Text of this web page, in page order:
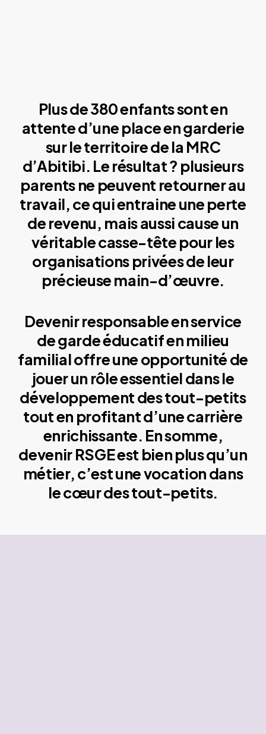
Plus de 380 enfants sont en
attente d’une place en garderie
sur le territoire de la MRC
d’Abitibi. Le résultat ? plusieurs
parents ne peuvent retourner au
travail, ce qui entraine une perte
de revenu, mais aussi cause un
véritable casse-tête pour les
organisations privées de leur
précieuse main-d’œuvre.
Devenir responsable en service
de garde éducatif en milieu
familial offre une opportunité de
jouer un rôle essentiel dans le
développement des tout-petits
tout en profitant d’une carrière
enrichissante. En somme,
devenir RSGE est bien plus qu’un
métier, c’est une vocation dans
le cœur des tout-petits.